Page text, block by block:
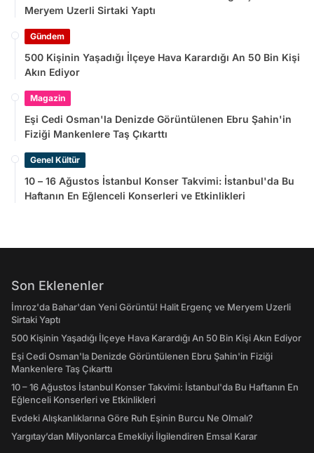
Meryem Uzerli Sirtaki Yaptı
Gündem
500 Kişinin Yaşadığı İlçeye Hava Karardığı An 50 Bin Kişi
Akın Ediyor
Magazin
Eşi Cedi Osman'la Denizde Görüntülenen Ebru Şahin'in
Fiziği Mankenlere Taş Çıkarttı
Genel Kültür
10 – 16 Ağustos İstanbul Konser Takvimi: İstanbul'da Bu
Haftanın En Eğlenceli Konserleri ve Etkinlikleri
Son Eklenenler
İmroz'da Bahar'dan Yeni Görüntü! Halit Ergenç ve Meryem Uzerli
Sirtaki Yaptı
500 Kişinin Yaşadığı İlçeye Hava Karardığı An 50 Bin Kişi Akın Ediyor
Eşi Cedi Osman'la Denizde Görüntülenen Ebru Şahin'in Fiziği
Mankenlere Taş Çıkarttı
10 – 16 Ağustos İstanbul Konser Takvimi: İstanbul'da Bu Haftanın En
Eğlenceli Konserleri ve Etkinlikleri
Evdeki Alışkanlıklarına Göre Ruh Eşinin Burcu Ne Olmalı?
Yargıtay’dan Milyonlarca Emekliyi İlgilendiren Emsal Karar